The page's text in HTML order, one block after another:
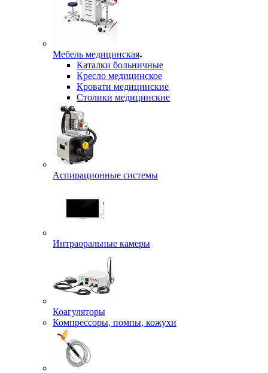
Мебель медицинская
Каталки больничные
Кресло медицинское
Кровати медицинские
Столики медицинские
Аспирационные системы
Интраоральные камеры
Коагуляторы
Компрессоры, помпы, кожухи